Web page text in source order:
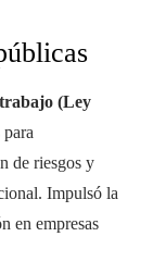
(Ley
para
de riesgos y
Impulsó la
en empresas